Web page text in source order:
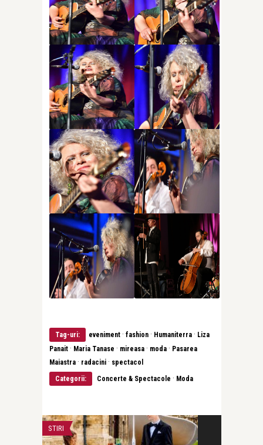
Tag-uri: eveniment · fashion · Humaniterra · Liza
Panait · Maria Tanase · mireasa · moda · Pasarea
Maiastra · radacini · spectacol
Categorii:
Concerte & Spectacole · Moda
CONCERTE & SPECTACOLE